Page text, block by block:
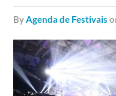
byAgenda de Festivais